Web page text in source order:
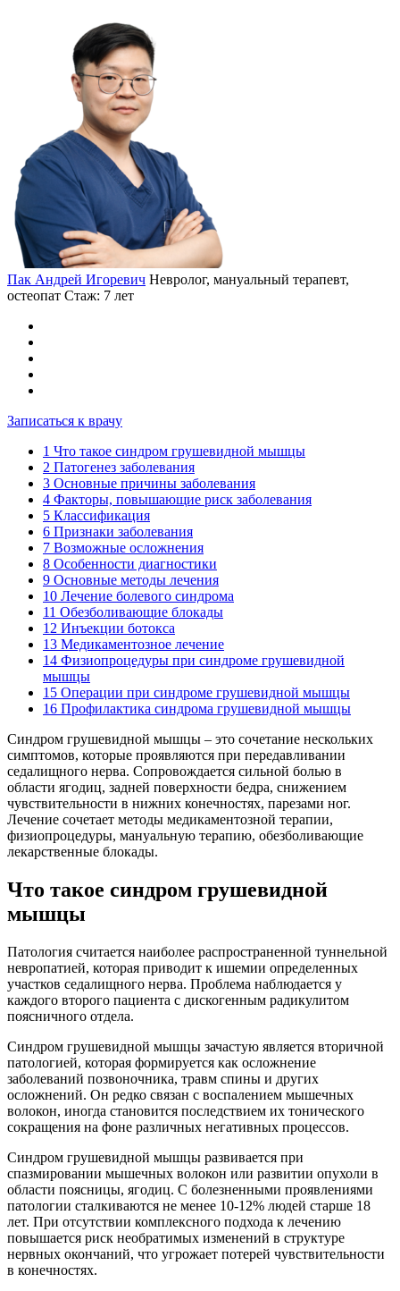
Пак Андрей Игоревич Невролог, мануальный терапевт,
остеопат Стаж: 7 лет
Записаться к врачу
1 Что такое синдром грушевидной мышцы
2 Патогенез заболевания
3 Основные причины заболевания
4 Факторы, повышающие риск заболевания
5 Классификация
6 Признаки заболевания
7 Возможные осложнения
8 Особенности диагностики
9 Основные методы лечения
10 Лечение болевого синдрома
11 Обезболивающие блокады
12 Инъекции ботокса
13 Медикаментозное лечение
14 Физиопроцедуры при синдроме грушевидной
мышцы
15 Операции при синдроме грушевидной мышцы
16 Профилактика синдрома грушевидной мышцы
Синдром грушевидной мышцы – это сочетание нескольких
симптомов, которые проявляются при передавливании
седалищного нерва. Сопровождается сильной болью в
области ягодиц, задней поверхности бедра, снижением
чувствительности в нижних конечностях, парезами ног.
Лечение сочетает методы медикаментозной терапии,
физиопроцедуры, мануальную терапию, обезболивающие
лекарственные блокады.
Что такое синдром грушевидной
мышцы
Патология считается наиболее распространенной туннельной
невропатией, которая приводит к ишемии определенных
участков седалищного нерва. Проблема наблюдается у
каждого второго пациента с дискогенным радикулитом
поясничного отдела.
Синдром грушевидной мышцы зачастую является вторичной
патологией, которая формируется как осложнение
заболеваний позвоночника, травм спины и других
осложнений. Он редко связан с воспалением мышечных
волокон, иногда становится последствием их тонического
сокращения на фоне различных негативных процессов.
Синдром грушевидной мышцы развивается при
спазмировании мышечных волокон или развитии опухоли в
области поясницы, ягодиц. С болезненными проявлениями
патологии сталкиваются не менее 10-12% людей старше 18
лет. При отсутствии комплексного подхода к лечению
повышается риск необратимых изменений в структуре
нервных окончаний, что угрожает потерей чувствительности
в конечностях.